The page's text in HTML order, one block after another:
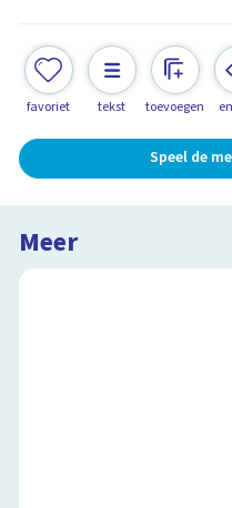
favoriet tekst toevoegen
Speel de
Meer